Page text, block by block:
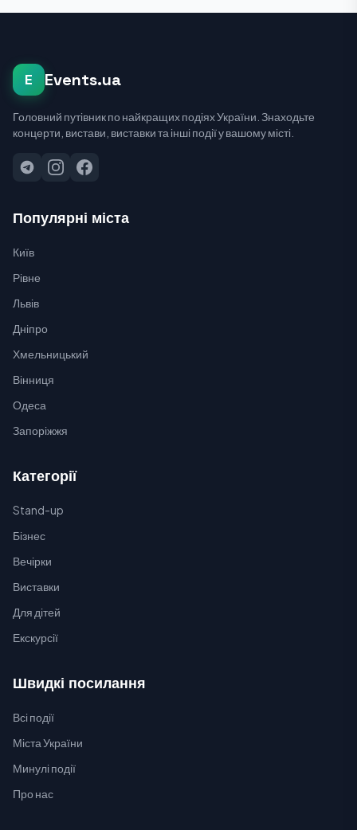
E Events.ua
Головний путівник по найкращих подіях України. Знаходьте
концерти, вистави, виставки та інші події у вашому місті.
Популярні міста
Київ
Рівне
Львів
Дніпро
Хмельницький
Вінниця
Одеса
Запоріжжя
Категорії
Stand-up
Бізнес
Вечірки
Виставки
Для дітей
Екскурсії
Швидкі посилання
Всі події
Міста України
Минулі події
Про нас